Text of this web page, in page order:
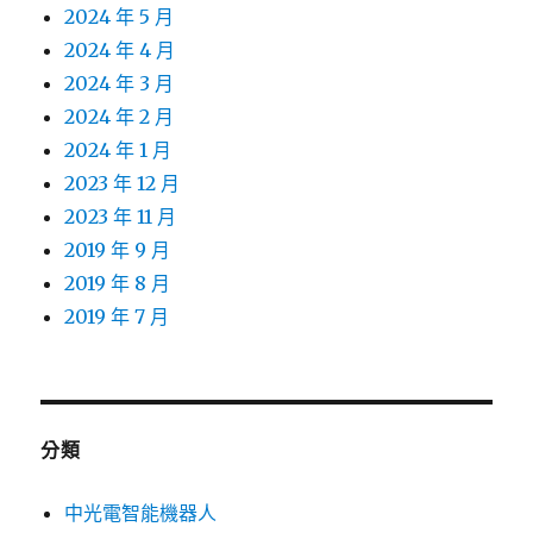
2024 年 5 月
2024 年 4 月
2024 年 3 月
2024 年 2 月
2024 年 1 月
2023 年 12 月
2023 年 11 月
2019 年 9 月
2019 年 8 月
2019 年 7 月
分類
中光電智能機器人